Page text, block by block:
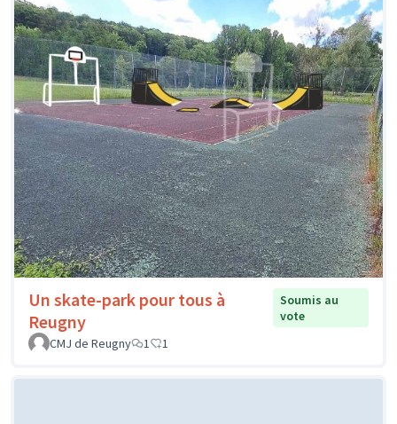
Un skate-park pour tous à
Reugny
Soumis au
vote
CMJ de Reugny
1 1